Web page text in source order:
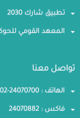
تطبيق شارك 2030
المعهد القومي
تواصل معنا
الهاتف : 24070700-202
فاكس : 24070882